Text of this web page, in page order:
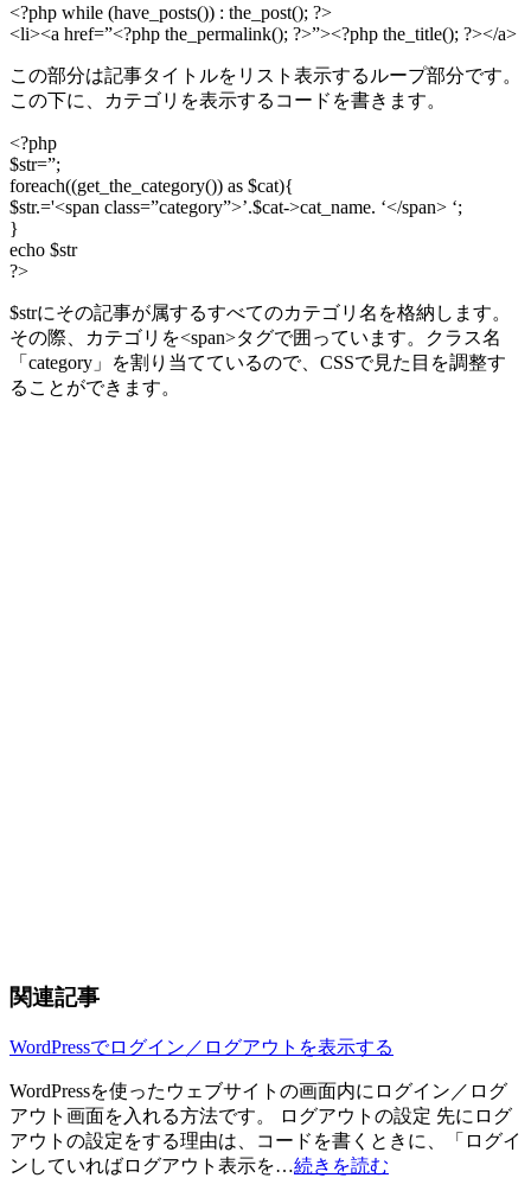
<?php while (have_posts()) : the_post(); ?>
<li><a href=”<?php the_permalink(); ?>”><?php the_title(); ?></a>
この部分は記事タイトルをリスト表示するループ部分です。
この下に、カテゴリを表示するコードを書きます。
<?php
$str=”;
foreach((get_the_category()) as $cat){
$str.='<span class=”category”>’.$cat->cat_name. ‘</span> ‘;
}
echo $str
?>
$strにその記事が属するすべてのカテゴリ名を格納します。
その際、カテゴリを<span>タグで囲っています。クラス名
「category」を割り当てているので、CSSで見た目を調整す
ることができます。
関連記事
WordPressでログイン／ログアウトを表示する
WordPressを使ったウェブサイトの画面内にログイン／ログ
アウト画面を入れる方法です。 ログアウトの設定 先にログ
アウトの設定をする理由は、コードを書くときに、「ログイ
ンしていればログアウト表示を…続きを読む